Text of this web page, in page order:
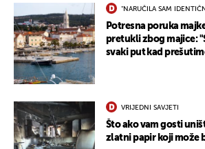
"NARUČILA SAM
Potresna poruka
pretukli zbog majice:
svaki put kad
VRIJEDNI SAVJETI
Što ako vam gosti
zlatni papir koji može